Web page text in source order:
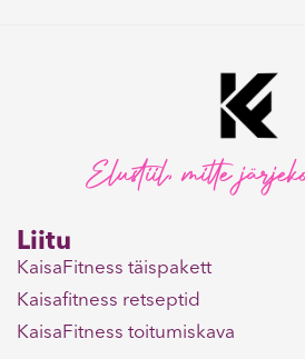
Elustiil, mitte
Liitu
KaisaFitness täispakett
Kaisafitness retseptid
KaisaFitness toitumiskava